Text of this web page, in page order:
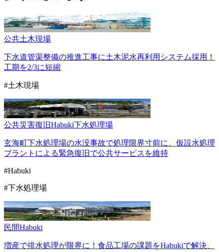
公共土木現場
下水道管渠整備の推進工事に土木泥水再利用システム採用！
工期を2/3に短縮
#土木現場
公共災害復旧Habuki下水処理場
玄海町下水処理場の水没事故で処理限界寸前に、仮設水処理
プラントによる緊急復旧で公共サービスを維持
#Habuki
#下水処理場
民間Habuki
増産で排水処理が限界に！食品工場の課題をHabukiで解決、